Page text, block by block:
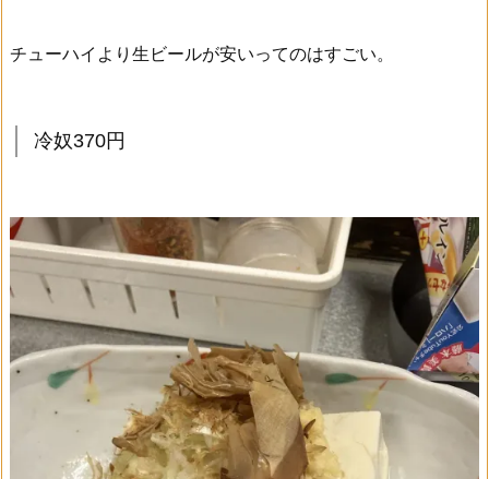
チューハイより生ビールが安いってのはすごい。
冷奴370円